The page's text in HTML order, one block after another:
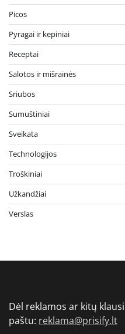
Picos
Pyragai ir kepiniai
Receptai
Salotos ir mišrainės
Sriubos
Sumuštiniai
Sveikata
Technologijos
Troškiniai
Užkandžiai
Verslas
Dėl reklamos ar kitų
paštu: reklama@prisify.lt